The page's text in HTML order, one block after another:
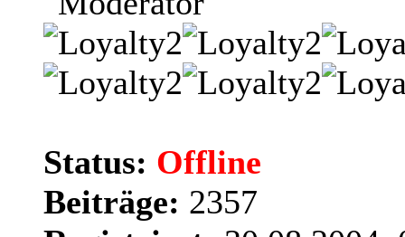
Status: Offline
Beiträge: 2357